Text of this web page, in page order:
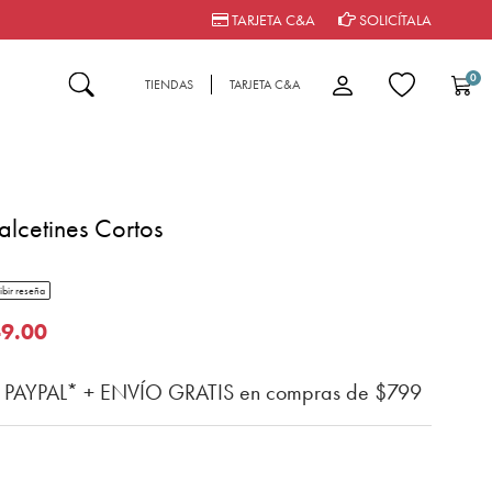
TARJETA C&A SOLICÍTALA
TIENDAS TARJETA C&A 0
Cortos
del cliente
rating
reseña
de
+ ENVÍO GRATIS en compras de $799